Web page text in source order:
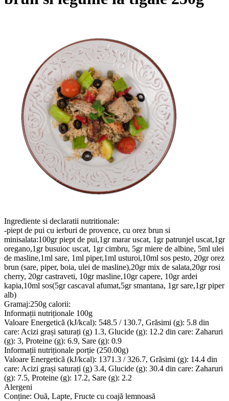
Ingrediente si declaratii nutritionale:
-piept de pui cu ierburi de provence, cu orez brun si
minisalata:100gr piept de pui,1gr marar uscat, 1gr patrunjel uscat,1gr
oregano,1gr busuioc uscat, 1gr cimbru, 5gr miere de albine, 5ml ulei
de masline,1ml sare, 1ml piper,1ml usturoi,10ml sos pesto, 20gr orez
brun (sare, piper, boia, ulei de masline),20gr mix de salata,20gr rosi
cherry, 20gr castraveti, 10gr masline,10gr capere, 10gr ardei
kapia,10ml sos(5gr cascaval afumat,5gr smantana, 1gr sare,1gr piper
alb)
Gramaj:250g calorii:
Informații nutriționale 100g
Valoare Energetică (kJ/kcal): 548.5 / 130.7, Grăsimi (g): 5.8 din
care: Acizi grași saturați (g) 1.3, Glucide (g): 12.2 din care: Zaharuri
(g): 3, Proteine (g): 6.9, Sare (g): 0.9
Informații nutriționale porție (250.00g)
Valoare Energetică (kJ/kcal): 1371.3 / 326.7, Grăsimi (g): 14.4 din
care: Acizi grași saturați (g) 3.4, Glucide (g): 30.4 din care: Zaharuri
(g): 7.5, Proteine (g): 17.2, Sare (g): 2.2
Alergeni
Conține: Ouă, Lapte, Fructe cu coajă lemnoasă